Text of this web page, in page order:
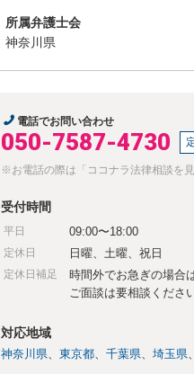
所属弁護士会
神奈川県
電話でお問い合わせ
050-7587-4730
※お電話の際は「ココナラ法律相談を
受付時間
平日 09:00〜18:00
定休日 日曜、土曜、祝日
定休日補足
時間外でお急ぎの場合
ご面談は要相談ください
対応地域
神奈川県 東京都 千葉県 埼玉県